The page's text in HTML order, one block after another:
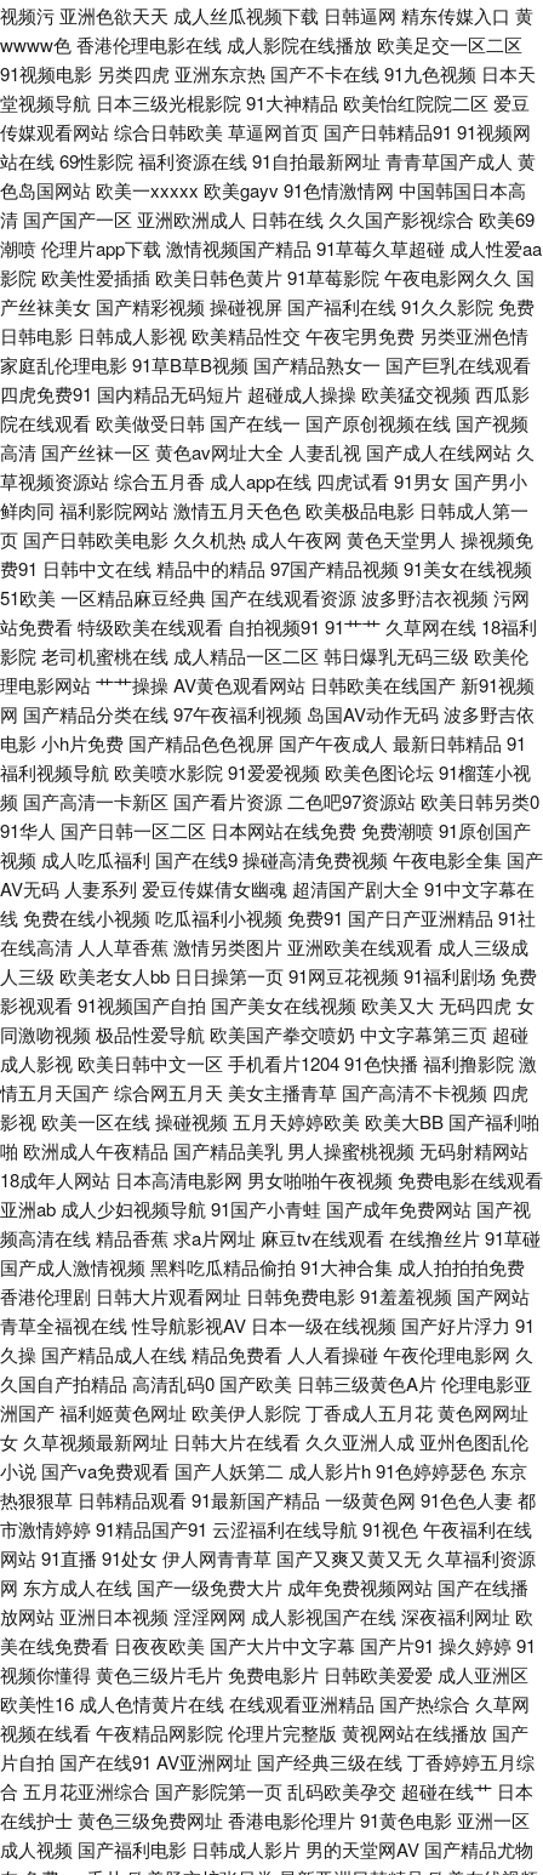
论电影网 久久资源网站无码 亚洲欧美日韩在线撒放 国产乱子伦视频大全 婷
婷五月激情网 最新AV资源在线 四川乱子伦视频国产 国自产偷精品不卡在线
亚洲精选中文字幕 国产精品视频免费观看 日韩午夜成人网站 成全免费大全
高清 日韩无遮挡免费看 国产伦理一区 欧美精品aⅴ在线视频 国产精品成人免
费视频99 亚洲高清在线看 国产精品懂色在线观看 日韩网友自拍区 爱豆传媒
九色视频 欧美精品永久在线观看 在线综艺免费 精品一卡2卡三卡4卡免费乱
码 亚洲另类色情 国产精品专 丝袜美腿清纯唯美亚洲 成人AV社区影院 99午
夜福利精品视频 欧美自慰喷水网站 91香蕉蜜桃 美容院加盟 伊人综合大香蕉
国产在线99 午夜桃色影视网站入口 国产成人东方AV 日韩经典 aⅴ精品一区二
区三区 欧美自拍丝袜亚洲 91成长人版网 久久午夜无码鲁丝片午精品 亚洲综
合福利 国产一级一区第一 五月婷婷久久综合 国产v综合 日本在线色 av字幕
欧美精品综合自拍 综合avav 精品自拍 亚洲激情 国产三级片在线观 天天a在
线观看免费 东京热五月天婷婷 国产精品美乳免费看 四虎成人伦理 成人免费
观看视 青青草精品视频 91次元网官网 麻豆熟女 福利一区无码专区 日韩电影
观看 俺去也电影院 视频二区精品 成人午夜看片在 日本va午夜中文字幕 91在
线白丝 美熟女高清一区二区 伊人精品成人久 韩国一级爽婬片a 性爱影院三级
国产 国产又大 五月婷婷精品免费视频 国产高清露脸孕妇系列 日韩欧美不卡
www伊人a片 欧美少女性交 综合另类精品av 精品中文字 亚洲色图欧美另类
国产午夜福利免费观看 未满十八18 丰满熟女视频 日本免费一区二区三 电影
在线观看完整免费观看 三级网站网址视频 成人永久免费 日韩成人大片在线
观看 www传媒探花 欧美日韩尤物网站 91wwwwww 另类丝袜综合网 影视大
全官网 韩国色色网 午夜人成 国产精品欧美亚洲 日韩a人毛 成人免费精品一
二三区 日本国产欧美在线观看 AV福利站 欧美日韩色中色 91TV在线 老湿福
利社91 一区二在线观看 好妈妈高清中字在线观看 亚洲伊人网香蕉网 后宫宫
妃被 亚洲二区在线观看 国产农村妇女毛 视频二区 成熟丰满 日本高清不卡码
无码v亚洲 a视频在线 欧美在线成 9色99视频日韩 欧美亚洲日韩精品 98国产
在线视频 强行进女小姪女小视频 成a在线观看 人人操超碰在线 www福利姬
欧美在线视频免费观 99国产在线视频 欧美综合另类 美女扣屄内射 在线观看
免费国产视频 九一国产 亚洲欧洲日韩国内高清 好看的高清电影大全 亚洲精
品专区 国产野花视频精 亚洲阿v天堂在线 国产视频观看网站 午夜福利A片官
网 国产精品电影大全 天天色天 亚洲日本jlzz大全 国产在线91 午夜少妇影院
视频污 亚洲色欲天天 成人丝瓜视频下载 日韩逼网 精东传媒入口 黄
wwww色香港伦理电影在线 成人影院在线播放 欧美足交一区二区
91视频电影 另类四虎 亚洲东京热 国产不卡在线91九色视频 日本天
堂视频导航 日本三级光棍影院 91大神精品 欧美怡红院院二区 爱豆
传媒观看网站综合日韩欧美草逼网首页 国产日韩精品91 91视频网
站在线69性影院 福利资源在线91自拍最新网址 青青草国产成人 黄
色岛国网站 欧美一xxxxx 欧美gayv91色情激情网 中国韩国日本高
清 国产国产一区 亚洲欧洲成人 日韩在线 久久国产影视综合 欧美69
潮喷伦理片app下载 激情视频国产精品 91草莓久草超碰 成人性爱aa
影院 欧美性爱插插 欧美日韩色黄片91草莓影院 午夜电影网久久 国
产丝袜美女 国产精彩视频 操碰视屏 国产福利在线91久久影院 免费
日韩电影 日韩成人影视 欧美精品性交 午夜宅男免费 另类亚洲色情
家庭乱伦理电影91草B草B视频 国产精品熟女一 国产巨乳在线观看
四虎免费91 国内精品无码短片 超碰成人操操 欧美猛交视频 西瓜影
院在线观看 欧美做受日韩 国产在线一 国产原创视频在线 国产视频
高清 国产丝袜一区 黄色av网址大全 人妻乱视 国产成人在线网站 久
草视频资源站综合五月香 成人app在线 四虎试看91男女 国产男小
鲜肉同 福利影院网站激情五月天色色 欧美极品电影 日韩成人第一
页 国产日韩欧美电影 久久机热 成人午夜网 黄色天堂男人 操视频免
费91 日韩中文在线精品中的精品 97国产精品视频 91美女在线视频
51欧美一区精品麻豆经典 国产在线观看资源波多野洁衣视频 污网
站免费看特级欧美在线观看 自拍视频91 91艹艹 久草网在线 18福利
影院 老司机蜜桃在线 成人精品一区二区 韩日爆乳无码三级 欧美伦
理电影网站艹艹操操AV黄色观看网站 日韩欧美在线国产 新91视频
网 国产精品分类在线97午夜福利视频 岛国AV动作无码波多野吉依
电影小h片免费 国产精品色色视屏 国产午夜成人 最新日韩精品 91
福利视频导航 欧美喷水影院 91爱爱视频 欧美色图论坛91榴莲小视
频 国产高清一卡新区 国产看片资源 二色吧97资源站 欧美日韩另类0
91华人 国产日韩一区二区 日本网站在线免费免费潮喷91原创国产
视频 成人吃瓜福利 国产在线9操碰高清免费视频 午夜电影全集 国产
AV无码 人妻系列 爱豆传媒倩女幽魂 超清国产剧大全 91中文字幕在
线免费在线小视频 吃瓜福利小视频 免费91 国产日产亚洲精品 91社
在线高清 人人草香蕉激情另类图片 亚洲欧美在线观看 成人三级成
人三级 欧美老女人bb 日日操第一页91网豆花视频 91福利剧场 免费
影视观看91视频国产自拍 国产美女在线视频 欧美又大无码四虎女
同激吻视频 极品性爱导航 欧美国产拳交喷奶 中文字幕第三页 超碰
成人影视 欧美日韩中文一区 手机看片120491色快播 福利撸影院 激
情五月天国产综合网五月天 美女主播青草 国产高清不卡视频 四虎
影视 欧美一区在线操碰视频 五月天婷婷欧美 欧美大BB 国产福利啪
啪 欧洲成人午夜精品 国产精品美乳 男人操蜜桃视频 无码射精网站
18成年人网站 日本高清电影网 男女啪啪午夜视频 免费电影在线观看
亚洲ab 成人少妇视频导航 91国产小青蛙 国产成年免费网站 国产视
频高清在线精品香蕉求a片网址 麻豆tv在线观看在线撸丝片91草碰
国产成人激情视频 黑料吃瓜精品偷拍 91大神合集 成人拍拍拍免费
香港伦理剧 日韩大片观看网址 日韩免费电影91羞羞视频 国产网站
青草全福视在线性导航影视AV 日本一级在线视频 国产好片浮力 91
久操 国产精品成人在线精品免费看 人人看操碰午夜伦理电影网 久
久国自产拍精品 高清乱码0 国产欧美 日韩三级黄色A片伦理电影亚
洲国产福利姬黄色网址 欧美伊人影院 丁香成人五月花黄色网网址
女 久草视频最新网址 日韩大片在线看 久久亚洲人成 亚州色图乱伦
小说 国产va免费观看 国产人妖第二 成人影片h91色婷婷瑟色 东京
热狠狠草 日韩精品观看91最新国产精品 一级黄色网 91色色人妻都
市激情婷婷91精品国产91 云涩福利在线导航 91视色午夜福利在线
网站91直播 91处女伊人网青青草 国产又爽又黄又无 久草福利资源
网 东方成人在线 国产一级免费大片 成年免费视频网站 国产在线播
放网站 亚洲日本视频 淫淫网网 成人影视国产在线深夜福利网址 欧
美在线免费看 日夜夜欧美 国产大片中文字幕 国产片91 操久婷婷91
视频你懂得黄色三级片毛片免费电影片 日韩欧美爱爱 成人亚洲区
欧美性16 成人色情黄片在线在线观看亚洲精品 国产热综合 久草网
视频在线看午夜精品网影院 伦理片完整版 黄视网站在线播放 国产
片自拍 国产在线91 AV亚洲网址 国产经典三级在线丁香婷婷五月综
合 五月花亚洲综合 国产影院第一页乱码欧美孕交 超碰在线艹 日本
在线护士黄色三级免费网址 香港电影伦理片91黄色电影 亚洲一区
成人视频 国产福利电影 日韩成人影片 男的天堂网AV 国产精品尤物